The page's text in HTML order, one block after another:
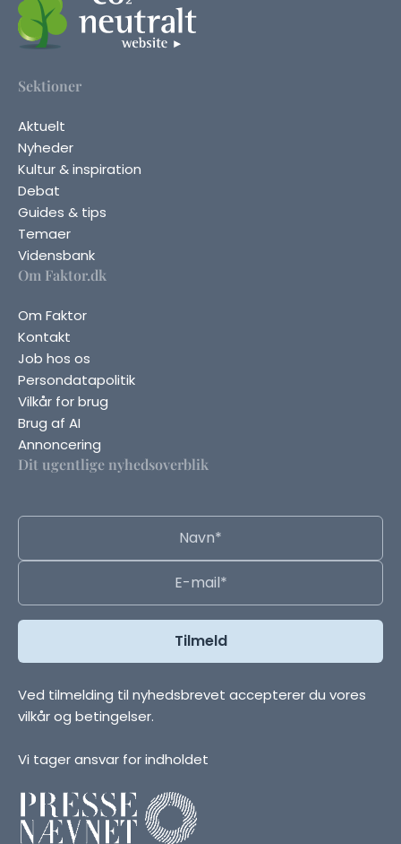
Sektioner
Aktuelt
Nyheder
Kultur & inspiration
Debat
Guides & tips
Temaer
Vidensbank
Om Faktor.dk
Om Faktor
Kontakt
Job hos os
Persondatapolitik
Vilkår for brug
Brug af AI
Annoncering
Dit ugentlige nyhedsoverblik
Ved tilmelding til nyhedsbrevet accepterer du vores
vilkår og betingelser.
Vi tager ansvar for indholdet